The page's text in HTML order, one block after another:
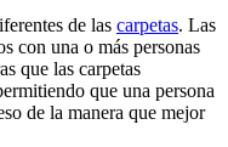
de las carpetas. Las
con una o más personas
que las carpetas
que una persona
de la manera que mejor